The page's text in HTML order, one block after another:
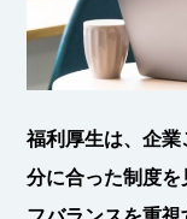
福利厚生は、企
分に合った制度